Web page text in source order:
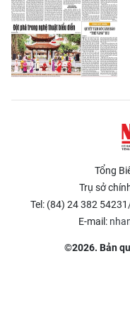
Tổng
Trụ sở
Tel: (84) 24 382
E-mail:
©2026. Bản